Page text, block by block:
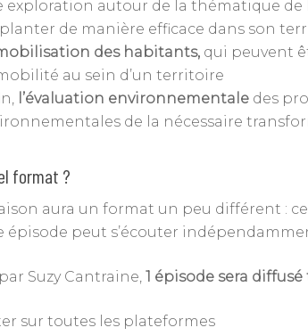
exploration autour de la thématique de
de manière efficace dans son
des habitants, qui peuvent
au sein d’un territoire
l’évaluation environnementale des
de la nécessaire
format ?
aura un format un peu différent :
épisode peut s’écouter
Suzy Cantraine, 1 épisode sera
sur toutes les plateformes